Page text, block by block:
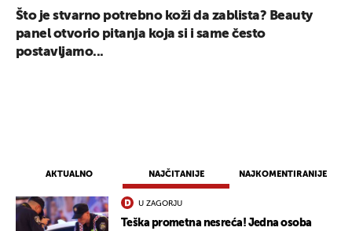
AKTUALNO NAJČITANIJE NAJKOMENTIRANIJE
U ZAGORJU
Teška prometna nesreća! Jedna osoba
Što je stvarno potrebno koži da zablista? Beauty
panel otvorio pitanja koja si i same često
postavljamo...